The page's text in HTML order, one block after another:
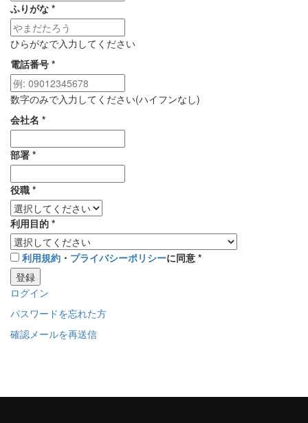
ふりがな *
ひらがなで入力してください
電話番号 *
数字のみで入力してください(ハイフンなし)
会社名 *
部署 *
役職 *
利用目的 *
利用規約 ・ プライバシーポリシーに同意 *
登録
ログイン
パスワードを忘れた方
確認メールを再送信